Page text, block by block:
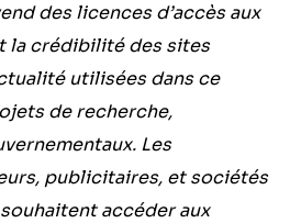
des licences d’accès aux
la crédibilité des sites
utilisées dans ce
de recherche,
Les
publicitaires, et sociétés
accéder aux